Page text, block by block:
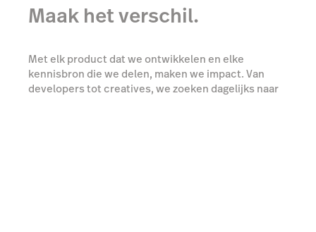
Maak het verschil.
Met elk product dat we ontwikkelen en elke
kennisbron die we delen, maken we impact. Van
developers tot creatives, we zoeken dagelijks naar